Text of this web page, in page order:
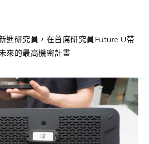
進研究員，在首席研究員Future U帶
來的最高機密計畫